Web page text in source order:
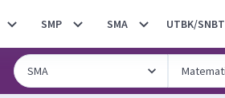
SMP SMA UTBK/SNBT